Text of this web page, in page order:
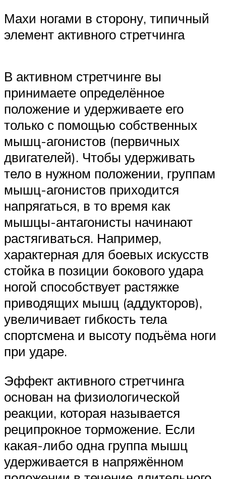
Махи ногами в сторону, типичный
элемент активного стретчинга
В активном стретчинге вы
принимаете определённое
положение и удерживаете его
только с помощью собственных
мышц-агонистов (первичных
двигателей). Чтобы удерживать
тело в нужном положении, группам
мышц-агонистов приходится
напрягаться, в то время как
мышцы-антагонисты начинают
растягиваться. Например,
характерная для боевых искусств
стойка в позиции бокового удара
ногой способствует растяжке
приводящих мышц (аддукторов),
увеличивает гибкость тела
спортсмена и высоту подъёма ноги
при ударе.
Эффект активного стретчинга
основан на физиологической
реакции, которая называется
реципрокное торможение. Если
какая-либо одна группа мышц
удерживается в напряжённом